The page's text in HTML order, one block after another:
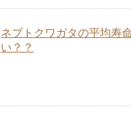
ネブトクワガタの平均寿
い？？